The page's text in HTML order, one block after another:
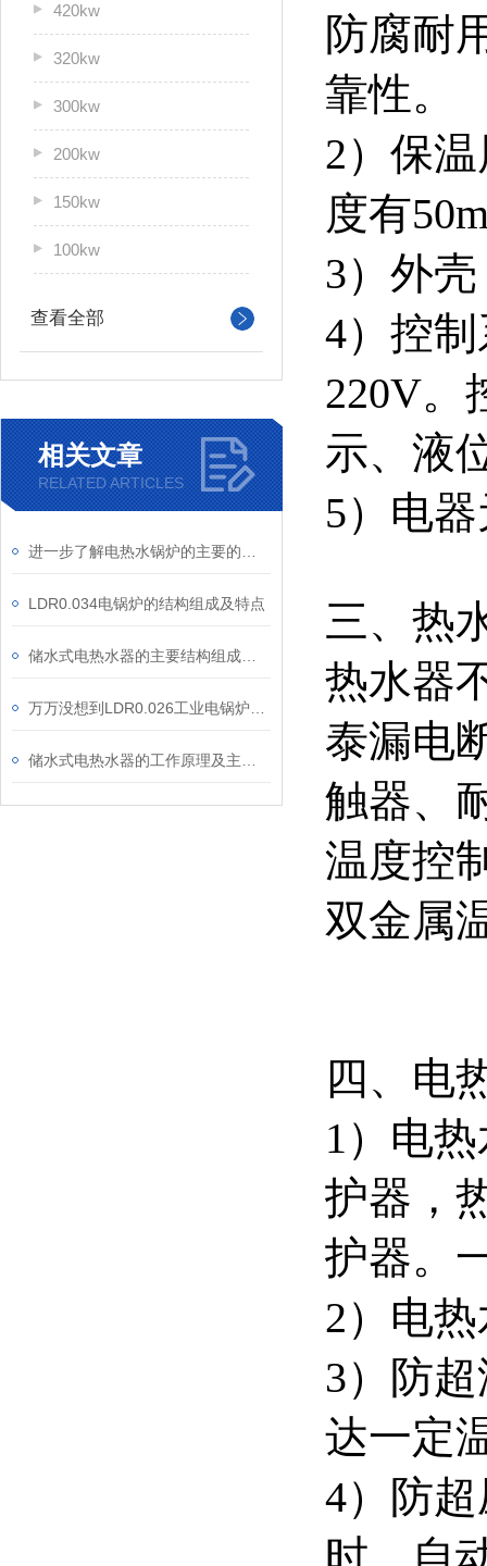
420kw
320kw
300kw
200kw
150kw
100kw
查看全部
相关文章
RELATED ARTICLES
LDR0.034电锅炉的结构组成及特点
防腐耐
靠性。
2）保
度有
3）外
4）控
220V。
示、液
5）电
三、热
热水器
泰漏电
触器、
温度控
双金属
四、电
1）电
护器，
护器。
2）电
3）防
达一定
4）防